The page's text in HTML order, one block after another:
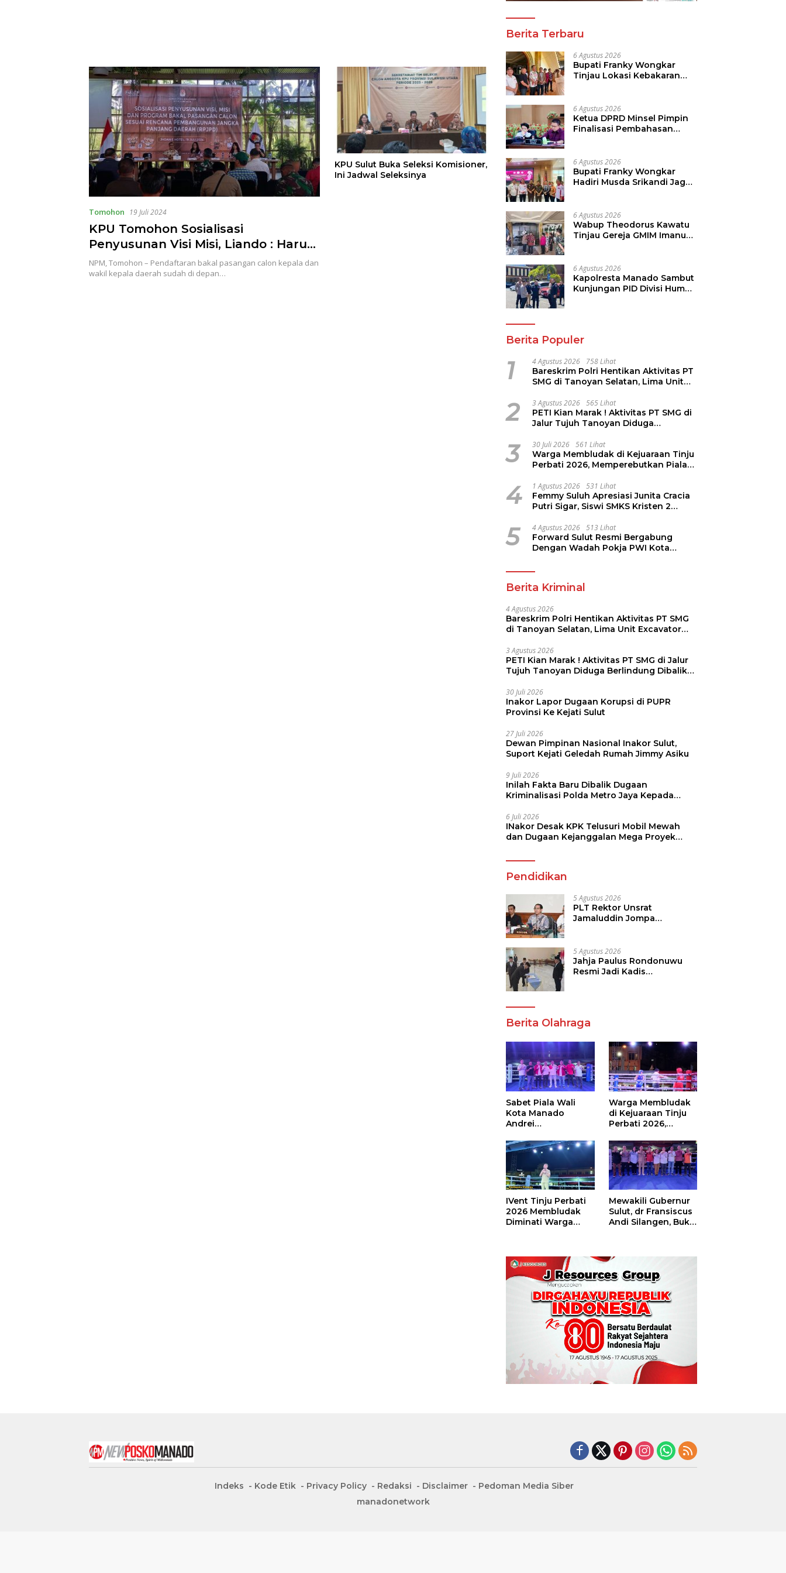
Tomohon 19 Juli 2024
KPU Tomohon Sosialisasi
Penyusunan Visi Misi, Liando : Harus
Dikonsepkan Calon
NPM, Tomohon – Pendaftaran bakal pasangan calon kepala dan
wakil kepala daerah sudah di depan…
KPU Sulut Buka Seleksi Komisioner,
Ini Jadwal Seleksinya
Berita Terbaru
6 Agustus 2026
Bupati Franky Wongkar
Tinjau Lokasi Kebakaran
Komitmen Dukung
Pemulihan
6 Agustus 2026
Ketua DPRD Minsel Pimpin
Finalisasi Pembahasan
6 Agustus 2026
Bupati Franky Wongkar
Hadiri Musda Srikandi Jaga
6 Agustus 2026
Wabup Theodorus Kawatu
Tinjau Gereja GMIM Imanuel
Dukungan bagi Jemaat
6 Agustus 2026
Kapolresta Manado Sambut
Kunjungan PID Divisi Humas
Berita Populer
1 4 Agustus 2026 758 Lihat
Bareskrim Polri Hentikan Aktivitas PT
SMG di Tanoyan Selatan, Lima Unit
2 3 Agustus 2026 565 Lihat
PETI Kian Marak ! Aktivitas PT SMG di
Jalur Tujuh Tanoyan Diduga
3 30 Juli 2026 561 Lihat
Warga Membludak di Kejuaraan Tinju
Perbati 2026, Memperebutkan Piala
4 1 Agustus 2026 531 Lihat
Femmy Suluh Apresiasi Junita Cracia
Putri Sigar, Siswi SMKS Kristen 2
Dikmen Nasional 2026
5 4 Agustus 2026 513 Lihat
Forward Sulut Resmi Bergabung
Dengan Wadah Pokja PWI Kota
Berita Kriminal
4 Agustus 2026
Bareskrim Polri Hentikan Aktivitas PT SMG
di Tanoyan Selatan, Lima Unit Excavator
3 Agustus 2026
PETI Kian Marak ! Aktivitas PT SMG di Jalur
Tujuh Tanoyan Diduga Berlindung Dibalik
30 Juli 2026
Inakor Lapor Dugaan Korupsi di PUPR
Provinsi Ke Kejati Sulut
27 Juli 2026
Dewan Pimpinan Nasional Inakor Sulut,
Suport Kejati Geledah Rumah Jimmy Asiku
9 Juli 2026
Inilah Fakta Baru Dibalik Dugaan
Kriminalisasi Polda Metro Jaya Kepada
6 Juli 2026
INakor Desak KPK Telusuri Mobil Mewah
dan Dugaan Kejanggalan Mega Proyek
Pendidikan
5 Agustus 2026
PLT Rektor Unsrat
Jamaluddin Jompa
Kampus Kondusif
5 Agustus 2026
Jahja Paulus Rondonuwu
Resmi Jadi Kadis
Berita Olahraga
Sabet Piala Wali
Kota Manado
Andrei
Boxing Camp Juara
Umum Tinju Perbati
2026
Warga Membludak
di Kejuaraan Tinju
Perbati 2026,
Piala Wali Kota
IVent Tinju Perbati
2026 Membludak
Diminati Warga
Mewakili Gubernur
Sulut, dr Fransiscus
Andi Silangen, Buka
Piala Wali Kota
Manado
Indeks Kode Etik Privacy Policy Redaksi Disclaimer
Pedoman Media Siber
manadonetwork